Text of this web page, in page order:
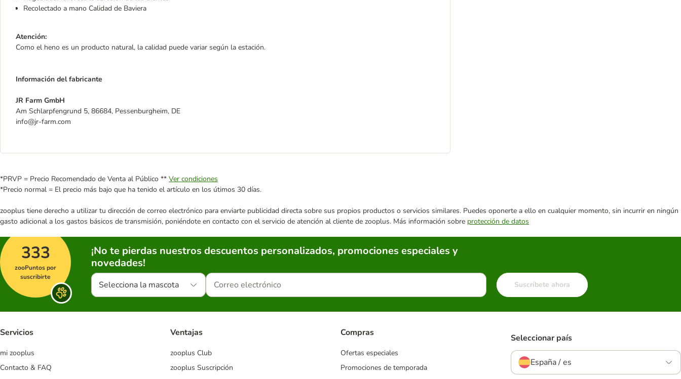
Recolectado a mano Calidad de Baviera
Atención:
Como el heno es un producto natural, la calidad puede variar según la estación.
Información del fabricante
JR Farm GmbH
Am Schlarpfengrund 5, 86684, Pessenburgheim, DE
info@jr-farm.com
*PRVP = Precio Recomendado de Venta al Público ** Ver condiciones
*Precio normal = El precio más bajo que ha tenido el artículo en los útimos 30 días.
zooplus tiene derecho a utilizar tu dirección de correo electrónico para enviarte publicidad directa sobre sus propios productos o servicios similares. Puedes oponerte a ello en cualquier momento, sin incurrir en ningún
gasto adicional a los gastos básicos de transmisión, poniéndote en contacto con el servicio de atención al cliente de zooplus. Más información sobre protección de datos
333
zooPuntos por
suscribirte
¡No te pierdas nuestros descuentos personalizados, promociones especiales y
novedades!
Selecciona la mascota Suscríbete ahora
Servicios
mi zooplus
Contacto & FAQ
Ventajas
zooplus Club
zooplus Suscripción
Compras
Ofertas especiales
Promociones de temporada
Seleccionar país
España / es